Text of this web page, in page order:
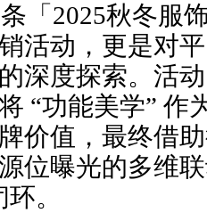
「2025秋冬服
活动，更是对
深度探索。活
“功能美学” 作
价值，最终借
位曝光的多维
。